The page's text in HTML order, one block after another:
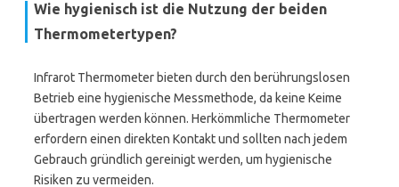
Wie hygienisch ist die Nutzung der beiden
Thermometertypen?
Infrarot Thermometer bieten durch den berührungslosen
Betrieb eine hygienische Messmethode, da keine Keime
übertragen werden können. Herkömmliche Thermometer
erfordern einen direkten Kontakt und sollten nach jedem
Gebrauch gründlich gereinigt werden, um hygienische
Risiken zu vermeiden.